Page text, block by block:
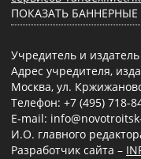
ПОКАЗАТЬ
Учредитель и
Адрес учредителя,
Москва, ул.
Телефон: +7 (495) 718-
E-mail:
И.О. главного
Разработчик сайта –